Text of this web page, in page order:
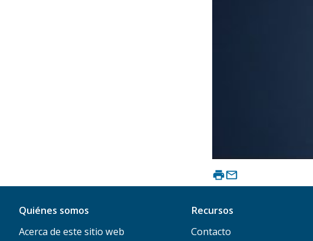
Quiénes somos
Acerca de este sitio web
Recursos
Contacto